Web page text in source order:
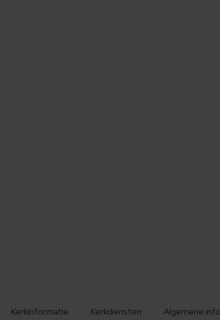
Kerkinformatie Kerkdiensten Algemene